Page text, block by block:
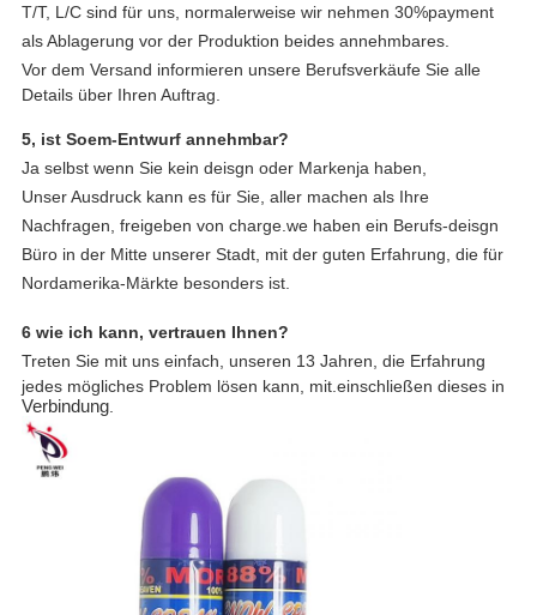
T/T, L/C sind für uns, normalerweise wir nehmen 30%payment
als Ablagerung vor der Produktion beides annehmbares.
Vor dem Versand informieren unsereBerufsverkäufe Sie alle
Details über Ihren Auftrag.
5, ist Soem-Entwurf annehmbar?
Ja selbst wenn Sie kein deisgn oder Markenja haben,
Unser Ausdruck kann es für Sie, aller machen als Ihre
Nachfragen, freigeben von charge.we haben ein Berufs-deisgn
Büro in der Mitte unserer Stadt, mit der guten Erfahrung, die für
Nordamerika-Märkte besonders ist.
6 wie ich kann, vertrauen Ihnen?
Treten Sie mit uns einfach, unseren 13 Jahren, die Erfahrung
jedes mögliches Problem lösen kann, mit.einschließen dieses in
Verbindung.